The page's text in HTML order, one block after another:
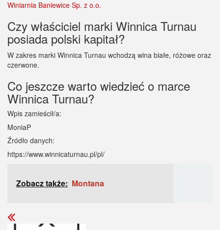
Winiarnia Baniewice Sp. z o.o.
Czy właściciel marki Winnica Turnau
posiada polski kapitał?
W zakres marki Winnica Turnau wchodzą wina białe, różowe oraz
czerwone.
Co jeszcze warto wiedzieć o marce
Winnica Turnau?
Wpis zamieścił/a:
MoniaP
Źródło danych:
https://www.winnicaturnau.pl/pl/
Zobacz także: Montana